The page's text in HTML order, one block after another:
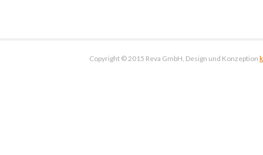
Copyright © 2015 Reva GmbH, Design und Konzeption